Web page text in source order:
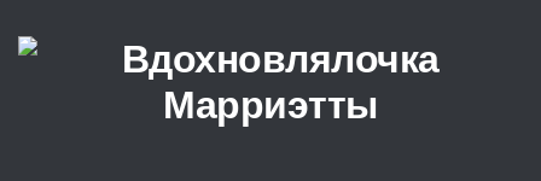
Перейти к содержимому